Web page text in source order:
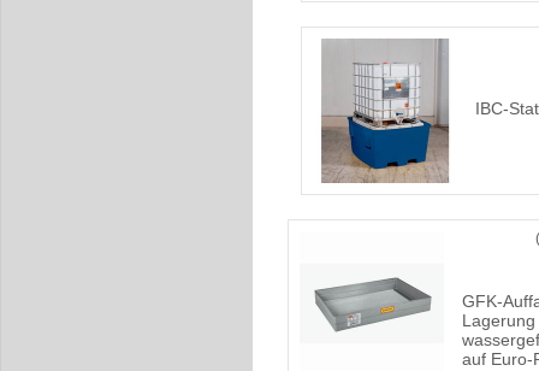
IBC-
GFK-
Lagerung
auf Euro-